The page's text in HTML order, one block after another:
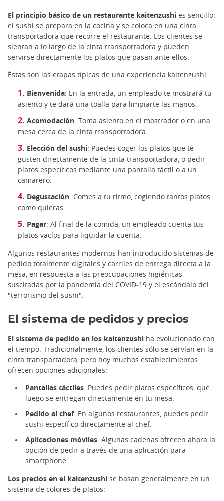
El principio básico de un restaurante kaitenzushi es sencillo:
el sushi se prepara en la cocina y se coloca en una cinta
transportadora que recorre el restaurante. Los clientes se
sientan a lo largo de la cinta transportadora y pueden
servirse directamente los platos que pasan ante ellos.
Éstas son las etapas típicas de una experiencia kaitenzushi:
Bienvenida: En la entrada, un empleado te mostrará tu
asiento y te dará una toalla para limpiarte las manos.
Acomodación: Toma asiento en el mostrador o en una
mesa cerca de la cinta transportadora.
Elección del sushi: Puedes coger los platos que te
gusten directamente de la cinta transportadora, o pedir
platos específicos mediante una pantalla táctil o a un
camarero.
Degustación: Comes a tu ritmo, cogiendo tantos platos
como quieras.
Pagar: Al final de la comida, un empleado cuenta tus
platos vacíos para liquidar la cuenta.
Algunos restaurantes modernos han introducido sistemas de
pedido totalmente digitales y carriles de entrega directa a la
mesa, en respuesta a las preocupaciones higiénicas
suscitadas por la pandemia del COVID-19 y el escándalo del
"terrorismo del sushi".
El sistema de pedidos y precios
El sistema de pedido en los kaitenzushi ha evolucionado con
el tiempo. Tradicionalmente, los clientes sólo se servían en la
cinta transportadora, pero hoy muchos establecimientos
ofrecen opciones adicionales:
Pantallas táctiles: Puedes pedir platos específicos, que
luego se entregan directamente en tu mesa.
Pedido al chef: En algunos restaurantes, puedes pedir
sushi específico directamente al chef.
Aplicaciones móviles: Algunas cadenas ofrecen ahora la
opción de pedir a través de una aplicación para
smartphone.
Los precios en el kaitenzushi se basan generalmente en un
sistema de colores de platos: